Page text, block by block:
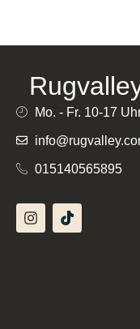
Mo. - Fr. 10-17
015140565895